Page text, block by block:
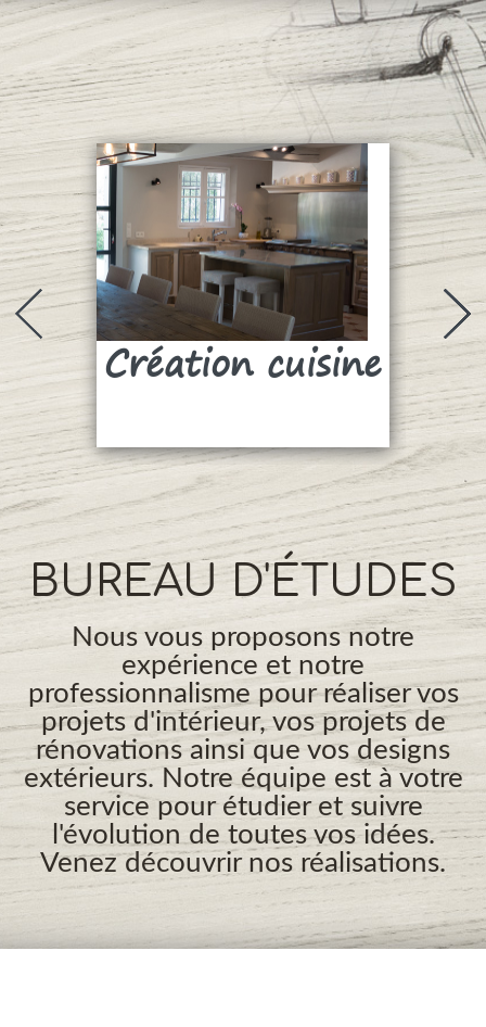
Création cuisine
BUREAU D'ÉTUDES
Nous vous proposons notre
expérience et notre
professionnalisme pour réaliser vos
projets d'intérieur, vos projets de
rénovations ainsi que vos designs
extérieurs. Notre équipe est à votre
service pour étudier et suivre
l'évolution de toutes vos idées.
Venez découvrir nos réalisations.